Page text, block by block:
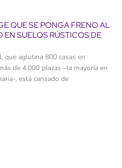
QUE SE PONGA FRENO AL
EN SUELOS RÚSTICOS DE
que aglutina 800 casas en
de 4.000 plazas –la mayoría en
, está cansado de